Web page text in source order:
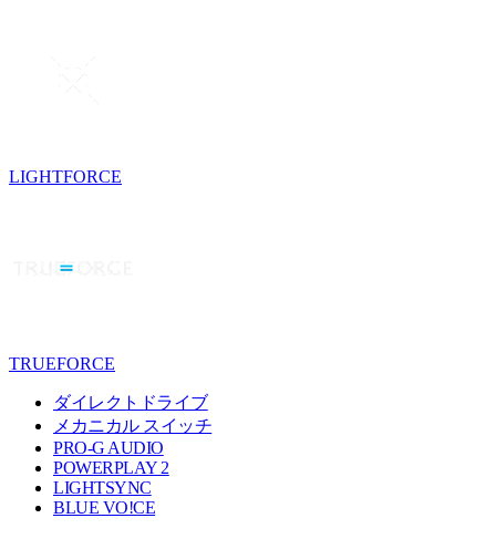
LIGHTFORCE
TRUEFORCE
ダイレクトドライブ
メカニカル スイッチ
PRO-G AUDIO
POWERPLAY 2
LIGHTSYNC
BLUE VO!CE